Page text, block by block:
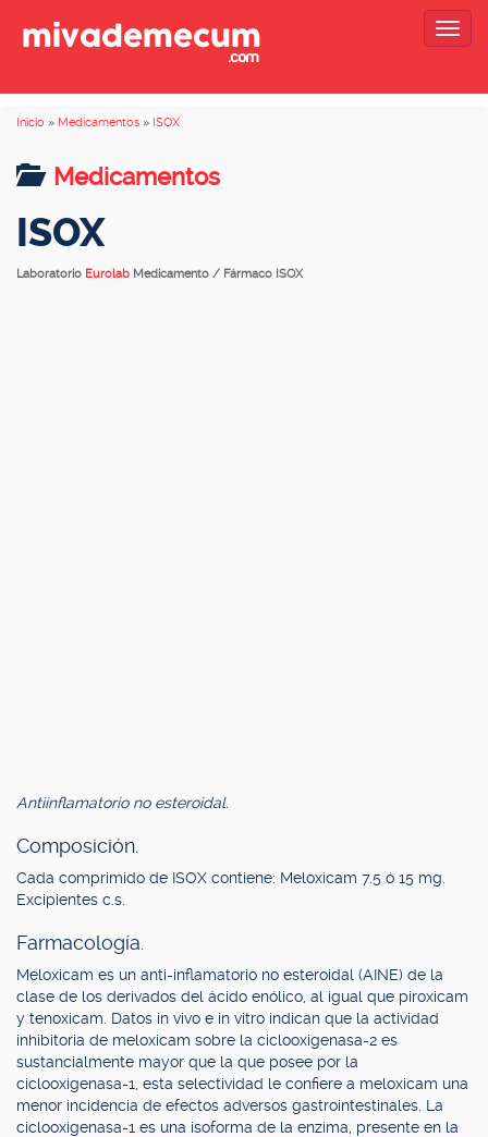
Inicio » Medicamentos » ISOX
Medicamentos
ISOX
Laboratorio Eurolab Medicamento / Fármaco ISOX
Antiinflamatorio no esteroidal.
Composición.
Cada comprimido de ISOX contiene: Meloxicam 7.5 ó 15 mg.
Excipientes c.s.
Farmacología.
Meloxicam es un anti-inflamatorio no esteroidal (AINE) de la
clase de los derivados del ácido enólico, al igual que piroxicam
y tenoxicam. Datos in vivo e in vitro indican que la actividad
inhibitoria de meloxicam sobre la ciclooxigenasa-2 es
sustancialmente mayor que la que posee por la
ciclooxigenasa-1, esta selectividad le confiere a meloxicam una
menor incidencia de efectos adversos gastrointestinales. La
ciclooxigenasa-1 es una isoforma de la enzima, presente en la